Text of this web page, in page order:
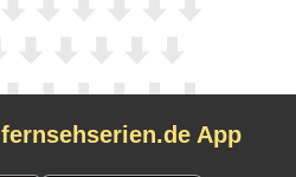
fernsehserien.de App